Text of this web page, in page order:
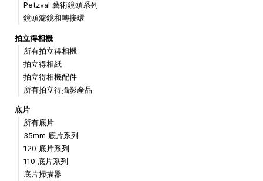
Petzval 藝術鏡頭系列
鏡頭濾鏡和轉接環
拍立得相機
所有拍立得相機
拍立得相紙
拍立得相機配件
所有拍立得攝影產品
底片
所有底片
35mm 底片系列
120 底片系列
110 底片系列
底片掃描器